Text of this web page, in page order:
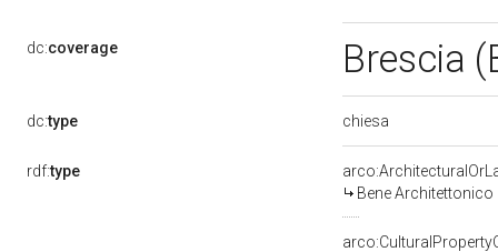
dc:coverage Brescia
dc:type chiesa
rdf:type
Bene